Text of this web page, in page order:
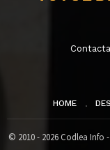
HOME
© 2010 - 2026 Codlea Info